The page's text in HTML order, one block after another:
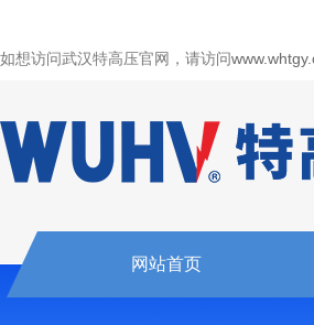
如想访问武汉特高压官网，请访问
网站首页